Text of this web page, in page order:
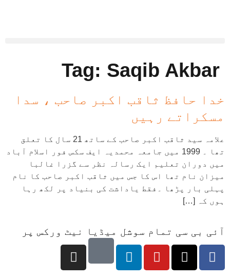
Tag: Saqib Akbar
خدا حافظ ثاقب اکبر صاحب ، سدا
مسکراتے رہیں
علامہ سید ثاقب اکبر صاحب کے ساتھ 21 سال کا تعلق
تھا ۔ 1999 میں جامعہ محمدیہ ایف سکس فور اسلام آباد
میں دوران تعلیم ایک رسالہ نظر سے گزرا غالبا
میزان نام تھا اس کا جس میں ثاقب اکبر صاحب کا نام
پہلی بار پڑھا ۔فقط یاداشت کی بنیاد پر لکھ رہا
ہوں کہ […]
آئی بی سی تمام سوشل میڈیا نیٹ ورکس پر